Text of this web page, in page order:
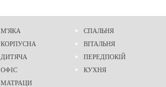
М'ЯКА
КОРПУСНА
ДИТЯЧА
ОФІС
МАТРАЦИ
СПАЛЬНЯ
ВІТАЛЬНЯ
ПЕРЕДПОКІЙ
КУХНЯ